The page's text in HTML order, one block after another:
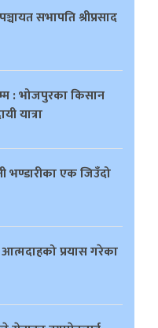
सभापति श्रीप्रसाद
: भोजपुरका किसान
यात्रा
भण्डारीका एक जिउँदो
प्रयास गरेका